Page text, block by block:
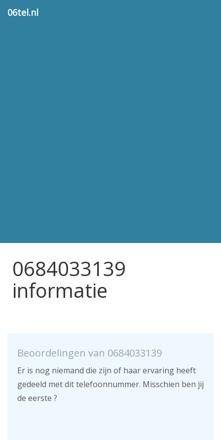
06tel.nl
0684033139
informatie
Beoordelingen van 0684033139
Er is nog niemand die zijn of haar ervaring heeft
gedeeld met dit telefoonnummer. Misschien ben jij
de eerste ?